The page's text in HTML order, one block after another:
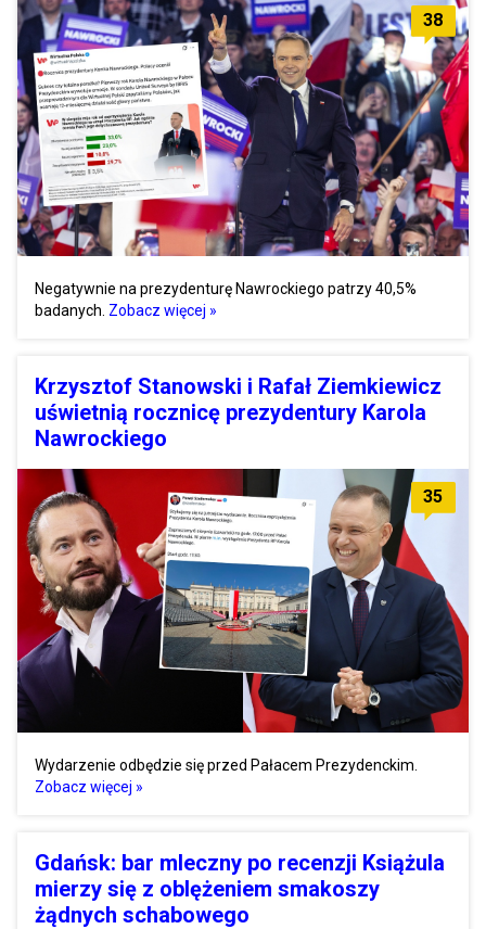
38
Negatywnie na prezydenturę Nawrockiego patrzy 40,5%
badanych. Zobacz więcej »
Krzysztof Stanowski i Rafał Ziemkiewicz
uświetnią rocznicę prezydentury Karola
Nawrockiego
35
Wydarzenie odbędzie się przed Pałacem Prezydenckim.
Zobacz więcej »
Gdańsk: bar mleczny po recenzji Książula
mierzy się z oblężeniem smakoszy
żądnych schabowego